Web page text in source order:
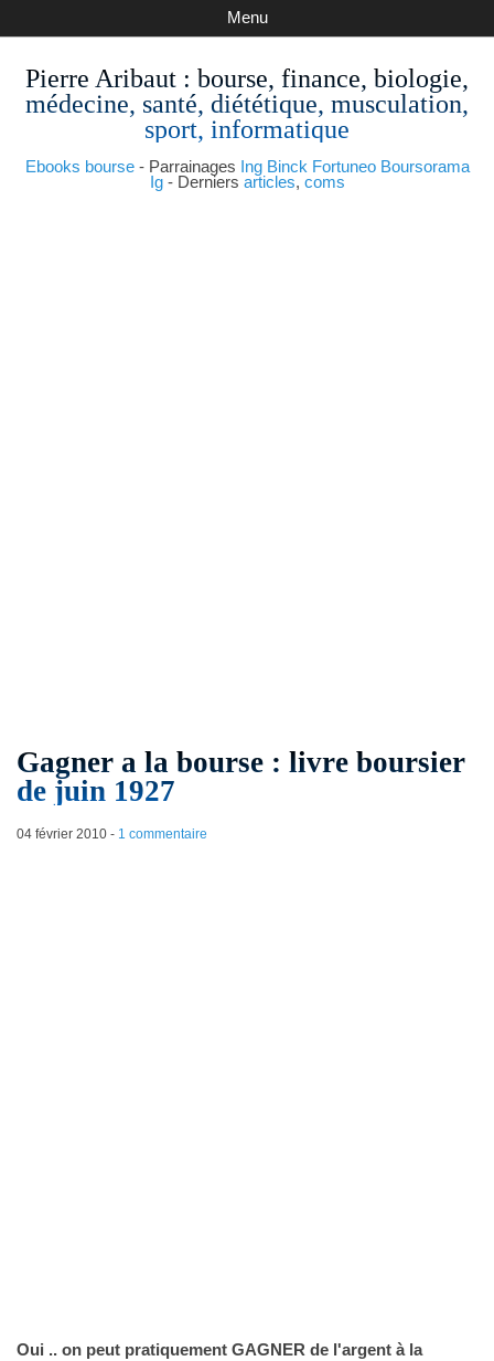
Pierre Aribaut : bourse, finance, biologie,
médecine, santé, diététique, musculation,
sport, informatique
Ebooks bourse- Parrainages Ing Binck Fortuneo Boursorama
Ig- Derniers articles, coms
Menu
Gagner a la bourse : livre boursier
de juin 1927
04 février 2010- 1 commentaire
Oui .. on peut pratiquement GAGNER de l'argent à la